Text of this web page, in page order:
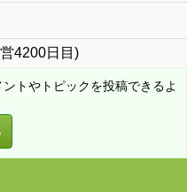
4200日目)
トやトピックを投稿できるよ